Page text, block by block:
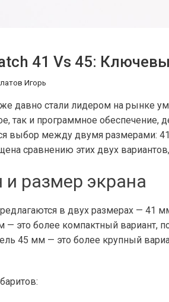
41 Vs 45:
Игорь
давно стали лидером на рынке
так и программное
выбор между двумя размерами:
сравнению этих двух
и размер экрана
в двух размерах — 41
— это более компактный вариант,
45 мм — это более крупный